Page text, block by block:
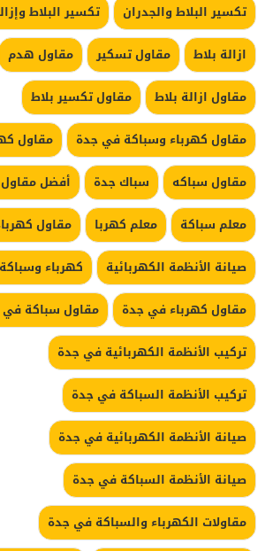
تكسير البلاط والجدران
تكسير البلاط
ازالة بلاط
مقاول تسكير
مقاول هدم
مقاول ازالة بلاط
مقاول تكسير بلاط
مقاول كهرباء وسباكة في جدة
مقاول
مقاول سباكه
سباك جدة
أفضل
معلم سباكة
معلم كهربا
مقاول
صيانة الأنظمة الكهربائية
كهرباء
مقاول كهرباء في جدة
مقاول سباكة
تركيب الأنظمة الكهربائية في جدة
تركيب الأنظمة السباكة في جدة
صيانة الأنظمة الكهربائية في جدة
صيانة الأنظمة السباكة في جدة
مقاولات الكهرباء والسباكة في جدة